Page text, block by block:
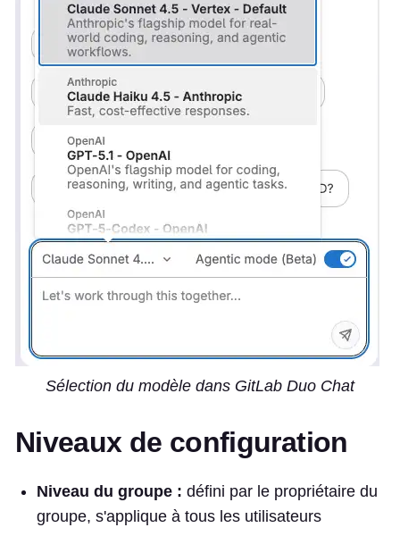
Sélection du modèle dans GitLab Duo Chat
Niveaux de configuration
Niveau du groupe : défini par le propriétaire du
groupe, s'applique à tous les utilisateurs